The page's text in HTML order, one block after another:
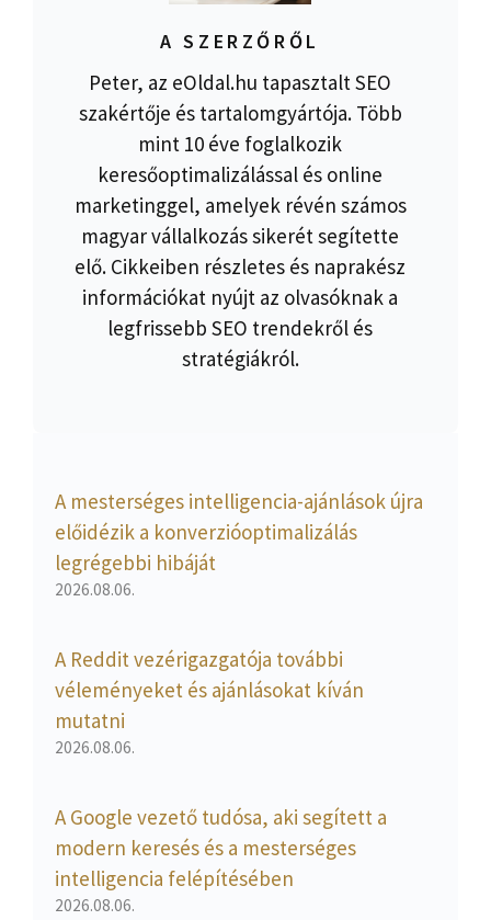
A SZERZŐRŐL
Peter, az eOldal.hu tapasztalt SEO
szakértője és tartalomgyártója. Több
mint 10 éve foglalkozik
keresőoptimalizálással és online
marketinggel, amelyek révén számos
magyar vállalkozás sikerét segítette
elő. Cikkeiben részletes és naprakész
információkat nyújt az olvasóknak a
legfrissebb SEO trendekről és
stratégiákról.
A mesterséges intelligencia-ajánlások újra
előidézik a konverzióoptimalizálás
legrégebbi hibáját
2026.08.06.
A Reddit vezérigazgatója további
véleményeket és ajánlásokat kíván
mutatni
2026.08.06.
A Google vezető tudósa, aki segített a
modern keresés és a mesterséges
intelligencia felépítésében
2026.08.06.